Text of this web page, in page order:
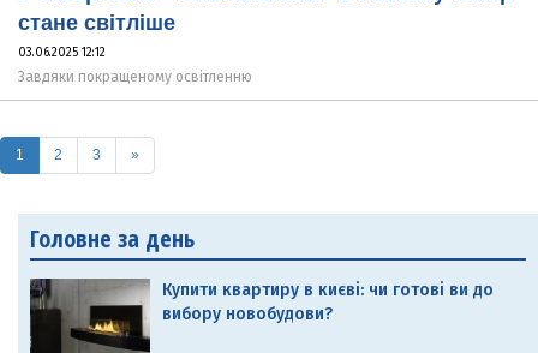
стане світліше
03.06.2025 12:12
Завдяки покращеному освітленню
1 (current)
2 3 »
Головне за день
Купити квартиру в києві: чи готові ви до
вибору новобудови?